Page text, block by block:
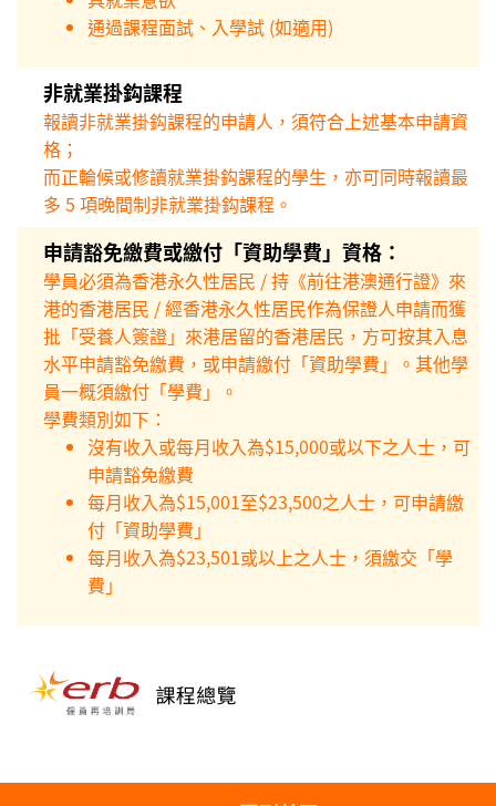
通過課程面試、入學試 (如適用)
非就業掛鈎課程
報讀非就業掛鈎課程的申請人，須符合上述基本申請資
格；
而正輪候或修讀就業掛鈎課程的學生，亦可同時報讀最
多 5 項晚間制非就業掛鈎課程。
申請豁免繳費或繳付「資助學費」資格：
學員必須為香港永久性居民 / 持《前往港澳通行證》來
港的香港居民 / 經香港永久性居民作為保證人申請而獲
批「受養人簽證」來港居留的香港居民，方可按其入息
水平申請豁免繳費，或申請繳付「資助學費」。其他學
員一概須繳付「學費」。
學費類別如下：
沒有收入或每月收入為$15,000或以下之人士，可
申請豁免繳費
每月收入為$15,001至$23,500之人士，可申請繳
付「資助學費」
每月收入為$23,501或以上之人士，須繳交「學
費」